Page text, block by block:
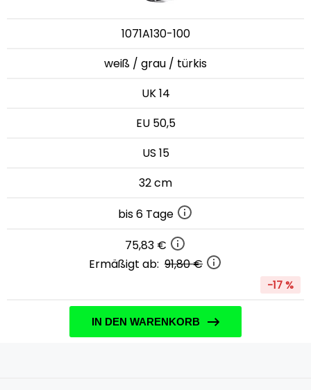
1071A130-100
weiß / grau / türkis
UK 14
EU 50,5
US 15
32 cm
bis 6 Tage
75,83 €
Ermäßigt ab: 91,80 €
-17 %
IN DEN WARENKORB